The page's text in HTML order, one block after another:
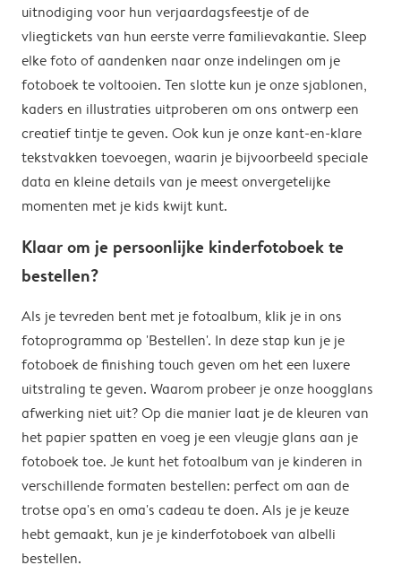
uitnodiging voor hun verjaardagsfeestje of de
vliegtickets van hun eerste verre familievakantie. Sleep
elke foto of aandenken naar onze indelingen om je
fotoboek te voltooien. Ten slotte kun je onze sjablonen,
kaders en illustraties uitproberen om ons ontwerp een
creatief tintje te geven. Ook kun je onze kant-en-klare
tekstvakken toevoegen, waarin je bijvoorbeeld speciale
data en kleine details van je meest onvergetelijke
momenten met je kids kwijt kunt.
Klaar om je persoonlijke kinderfotoboek te
bestellen?
Als je tevreden bent met je fotoalbum, klik je in ons
fotoprogramma op 'Bestellen'. In deze stap kun je je
fotoboek de finishing touch geven om het een luxere
uitstraling te geven. Waarom probeer je onze hoogglans
afwerking niet uit? Op die manier laat je de kleuren van
het papier spatten en voeg je een vleugje glans aan je
fotoboek toe. Je kunt het fotoalbum van je kinderen in
verschillende formaten bestellen: perfect om aan de
trotse opa's en oma's cadeau te doen. Als je je keuze
hebt gemaakt, kun je je kinderfotoboek van albelli
bestellen.